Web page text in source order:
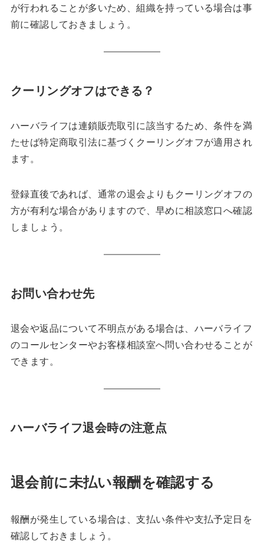
が行われることが多いため、組織を持っている場合は事
前に確認しておきましょう。
クーリングオフはできる？
ハーバライフは連鎖販売取引に該当するため、条件を満
たせば特定商取引法に基づくクーリングオフが適用され
ます。
登録直後であれば、通常の退会よりもクーリングオフの
方が有利な場合がありますので、早めに相談窓口へ確認
しましょう。
お問い合わせ先
退会や返品について不明点がある場合は、ハーバライフ
のコールセンターやお客様相談室へ問い合わせることが
できます。
ハーバライフ退会時の注意点
退会前に未払い報酬を確認する
報酬が発生している場合は、支払い条件や支払予定日を
確認しておきましょう。